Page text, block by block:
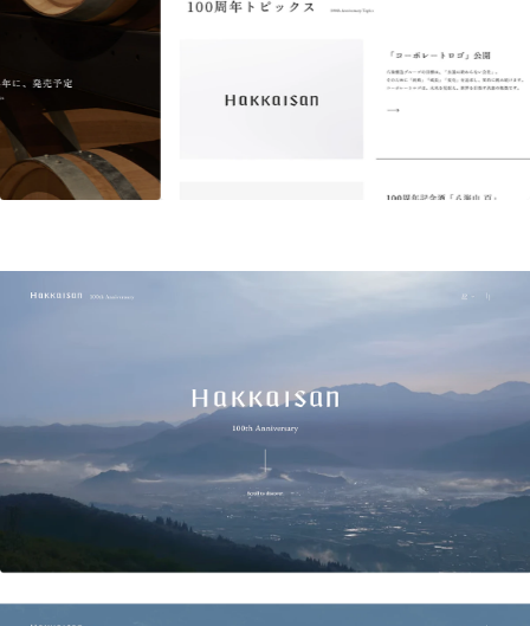
サイト運用・保守メンテナンス
その他のクリエイティブ領域
クリエイティブコーディング
ノーコード・ローコード
ヘッドレスCMS導入支援
キーワード
AI 生成AI アートディレクター
学び
デザイン note
企画
ディレクター
フロントエンド